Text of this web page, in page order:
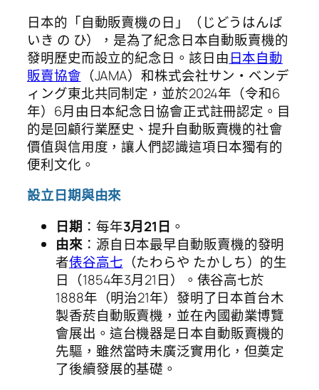
日本的「自動販賣機の日」（じどうはんば
いき の ひ），是為了紀念日本自動販賣機的
發明歷史而設立的紀念日。該日由日本自動
販賣協會 （JAMA）和株式会社サン・ベンデ
ィング東北共同制定，並於2024年（令和6
年）6月由日本紀念日協會正式註冊認定。目
的是回顧行業歷史、提升自動販賣機的社會
價值與信用度，讓人們認識這項日本獨有的
便利文化。
設立日期與由來
日期 ：每年3月21日 。
由來：源自日本最早自動販賣機的發明
者俵谷高七 （たわらや たかしち）的生
日（1854年3月21日）。俵谷高七於
1888年（明治21年）發明了日本首台木
製香菸自動販賣機，並在內國勸業博覽
會展出。這台機器是日本自動販賣機的
先驅，雖然當時未廣泛實用化，但奠定
了後續發展的基礎。